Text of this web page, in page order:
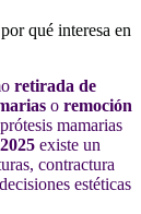
qué interesa en
retirada de
o remoción
mamarias
2025 existe un
contractura
estéticas